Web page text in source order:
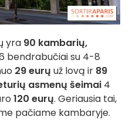
yra 90 kambarių,
bendrabučiai su 4-8
29 eurų už lovą ir 89
asmenų šeimai 4
120 eurų. Geriausia tai,
pačiame kambaryje.